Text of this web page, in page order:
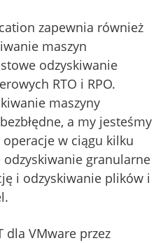
zapewnia również
maszyn
odzyskiwanie
RTO i RPO.
maszyny
a my jesteśmy
w ciągu kilku
granularne
i odzyskiwanie plików i
VMware przez